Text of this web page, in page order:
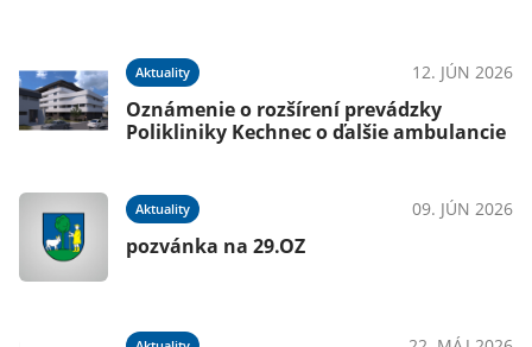
Aktuality 12. JÚN 2026
Oznámenie o rozšírení prevádzky
Polikliniky Kechnec o ďalšie ambulancie
Aktuality 09. JÚN 2026
pozvánka na 29.OZ